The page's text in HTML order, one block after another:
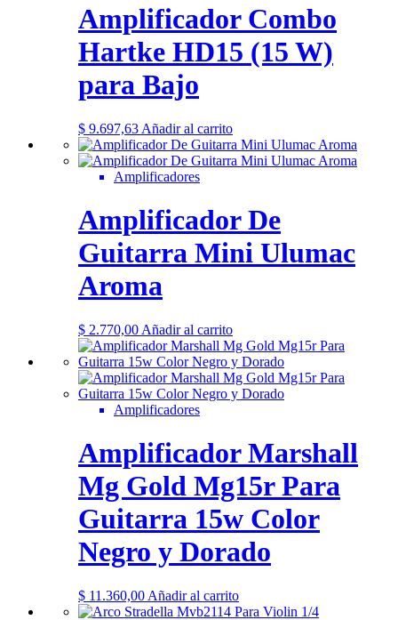
Amplificador Combo
Hartke HD15 (15 W)
para Bajo
$ 9.697,63 Añadir al carrito
Amplificadores
Amplificador De
Guitarra Mini Ulumac
Aroma
$ 2.770,00 Añadir al carrito
Amplificadores
Amplificador Marshall
Mg Gold Mg15r Para
Guitarra 15w Color
Negro y Dorado
$ 11.360,00 Añadir al carrito